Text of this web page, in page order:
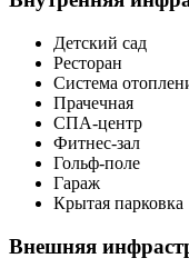
Детский сад
Ресторан
Система
Прачечная
СПА-центр
Фитнес-зал
Гольф-поле
Гараж
Крытая парковка
Внешняя